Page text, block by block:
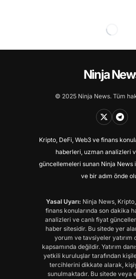
Ninja
© 2025 Ninja News. Tüm
Kripto, DeFi, Web3 ve finans
haberleri, uzman analizleri
güncellemeleri sunan Ninja News
ve bir adım önde
Yasal Uyarı: Ninja News,
finans konularında son dakika
analizleri ve canlı fiyat
haber sitesidir. Bu sitede yer
yorum ve tavsiyeler yatırım
kapsamında değildir. Yatırım
yetkili kuruluşlar tarafından
tercihlerini dikkate alarak,
sunulmaktadır. Bu sitede veya